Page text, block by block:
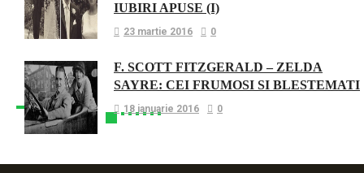
IUBIRI APUSE (I)
23 martie 2016 0
F. SCOTT FITZGERALD – ZELDA
SAYRE: CEI FRUMOSI SI BLESTEMATI
18 ianuarie 2016 0